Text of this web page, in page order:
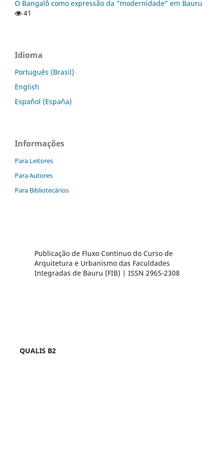
O Bangalô como expressão da “modernidade” em Bauru
41
Idioma
Português (Brasil)
English
Español (España)
Informações
Para Leitores
Para Autores
Para Bibliotecários
Publicação de Fluxo Contínuo do Curso de
Arquitetura e Urbanismo das Faculdades
Integradas de Bauru (FIB) | ISSN 2965-2308
QUALIS B2